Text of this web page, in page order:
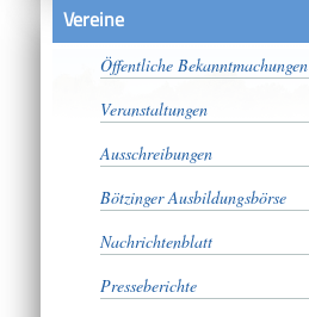
VereineSatzungen
Öffentliche Bekanntmachungen
Veranstaltungen
Ausschreibungen
Bötzinger Ausbildungsbörse
Nachrichtenblatt
Presseberichte